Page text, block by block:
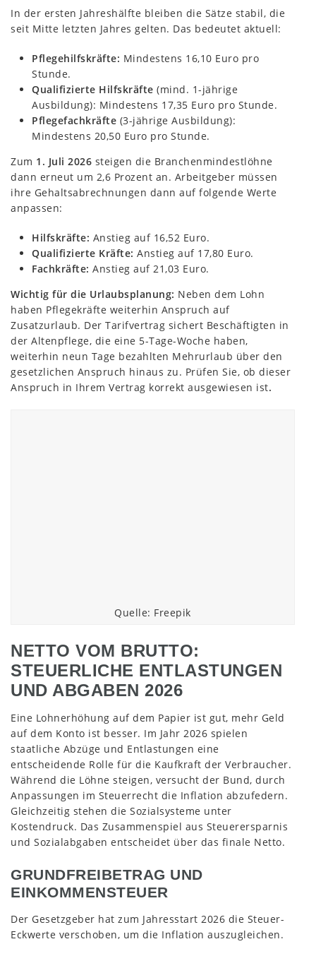
In der ersten Jahreshälfte bleiben die Sätze stabil, die
seit Mitte letzten Jahres gelten. Das bedeutet aktuell:
Pflegehilfskräfte: Mindestens 16,10 Euro pro
Stunde.
Qualifizierte Hilfskräfte (mind. 1-jährige
Ausbildung): Mindestens 17,35 Euro pro Stunde.
Pflegefachkräfte (3-jährige Ausbildung):
Mindestens 20,50 Euro pro Stunde.
Zum 1. Juli 2026 steigen die Branchenmindestlöhne
dann erneut um 2,6 Prozent an. Arbeitgeber müssen
ihre Gehaltsabrechnungen dann auf folgende Werte
anpassen:
Hilfskräfte: Anstieg auf 16,52 Euro.
Qualifizierte Kräfte: Anstieg auf 17,80 Euro.
Fachkräfte: Anstieg auf 21,03 Euro.
Wichtig für die Urlaubsplanung: Neben dem Lohn
haben Pflegekräfte weiterhin Anspruch auf
Zusatzurlaub. Der Tarifvertrag sichert Beschäftigten in
der Altenpflege, die eine 5-Tage-Woche haben,
weiterhin neun Tage bezahlten Mehrurlaub über den
gesetzlichen Anspruch hinaus zu. Prüfen Sie, ob dieser
Anspruch in Ihrem Vertrag korrekt ausgewiesen ist.
Quelle: Freepik
NETTO VOM BRUTTO:
STEUERLICHE ENTLASTUNGEN
UND ABGABEN 2026
Eine Lohnerhöhung auf dem Papier ist gut, mehr Geld
auf dem Konto ist besser. Im Jahr 2026 spielen
staatliche Abzüge und Entlastungen eine
entscheidende Rolle für die Kaufkraft der Verbraucher.
Während die Löhne steigen, versucht der Bund, durch
Anpassungen im Steuerrecht die Inflation abzufedern.
Gleichzeitig stehen die Sozialsysteme unter
Kostendruck. Das Zusammenspiel aus Steuerersparnis
und Sozialabgaben entscheidet über das finale Netto.
GRUNDFREIBETRAG UND
EINKOMMENSTEUER
Der Gesetzgeber hat zum Jahresstart 2026 die Steuer-
Eckwerte verschoben, um die Inflation auszugleichen.